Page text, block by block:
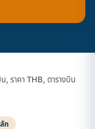
ราคา THB, ตารางบิน
ก